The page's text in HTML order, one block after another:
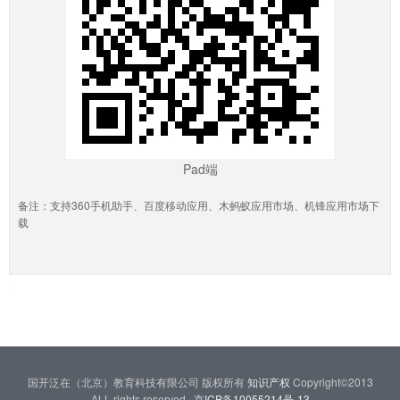
Pad端
备注：支持360手机助手、百度移动应用、木蚂蚁应用市场、机锋应用市场下
载
国开泛在（北京）教育科技有限公司 版权所有知识产权 Copyright©2013